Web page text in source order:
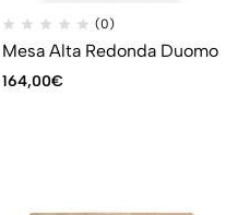
(0)
Mesa Alta Redonda Duomo
164,00€